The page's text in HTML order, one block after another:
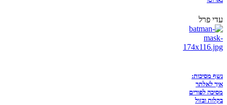
עדי פרל
נשף מסיכות:
איך לאלתר
מסיכה לפורים
בקלות ובזול